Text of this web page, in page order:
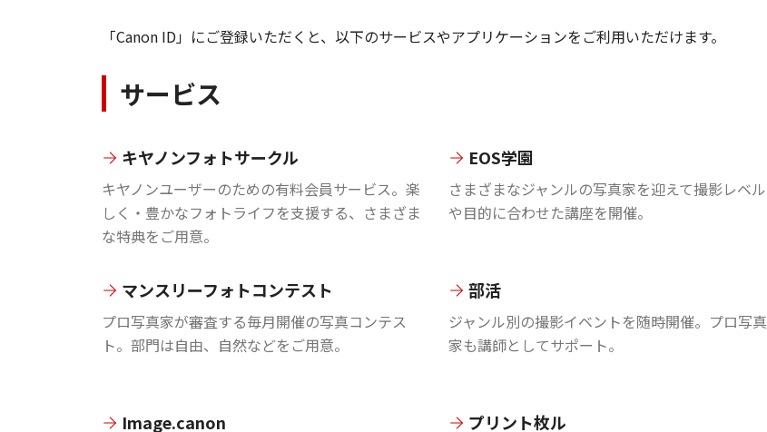
「Canon ID」にご登録いただくと、以下のサービスやアプリケーションをご利用いただけます。
サービス
キヤノンフォトサークル
キヤノンユーザーのための有料会員サービス。楽
しく・豊かなフォトライフを支援する、さまざま
な特典をご用意。
EOS学園
さまざまなジャンルの写真家を迎えて撮影レベル
や目的に合わせた講座を開催。
マンスリーフォトコンテスト
プロ写真家が審査する毎月開催の写真コンテス
ト。部門は自由、自然などをご用意。
部活
ジャンル別の撮影イベントを随時開催。プロ写真
家も講師としてサポート。
Image.canon プリント枚ル